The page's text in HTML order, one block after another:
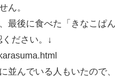
ん。
最後に食べた「きなこぱん
ださい。↓
並んでいる人もいたので